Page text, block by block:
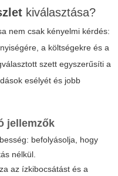
kiválasztása?
nem csak kényelmi kérdés:
a költségekre és a
szett egyszerűsíti a
esélyét és jobb
jellemzők
befolyásolja, hogy
nélkül.
az ízkibocsátást és a